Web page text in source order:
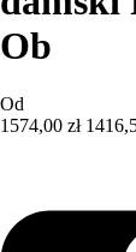
Ob
Od
1574,00 zł